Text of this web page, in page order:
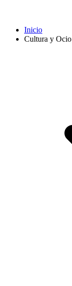
Inicio
Cultura y Ocio